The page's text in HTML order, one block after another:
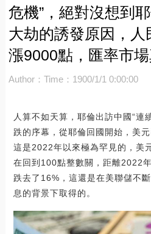
危機”，絕對沒想到
大劫的誘發原因，人
漲9000點，匯率市
Author： Time：1900/1/1 0:00:00
人算不如天算，耶倫出訪中國“連
跌的序幕，從耶倫回國開始，美
這是2022年以來極為罕見的，美
在回到100點整數關，距離2022
跌去了16%，這還是在美聯儲不
息的背景下取得的。